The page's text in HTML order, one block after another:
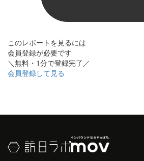
このレポートを見るには
会員登録が必要です
＼無料・1分で登録完了／
会員登録して見る